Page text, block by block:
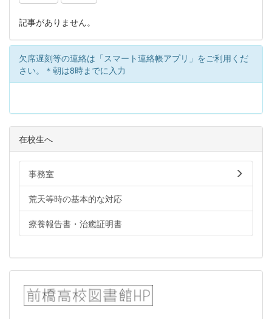
記事がありません。
欠席遅刻等の連絡は「スマート連絡帳アプリ」をご利用くだ
さい。＊朝は8時までに入力
在校生へ
事務室
荒天等時の基本的な対応
療養報告書・治癒証明書